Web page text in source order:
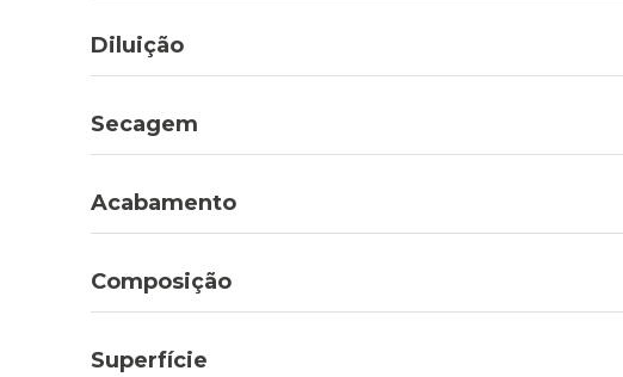
Diluição
Secagem
Acabamento
Composição
Superfície